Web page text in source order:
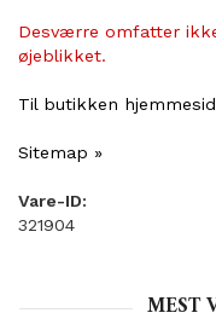
Desværre omfatter
øjeblikket.
Til butikken
Sitemap »
Vare-ID:
321904
MEST